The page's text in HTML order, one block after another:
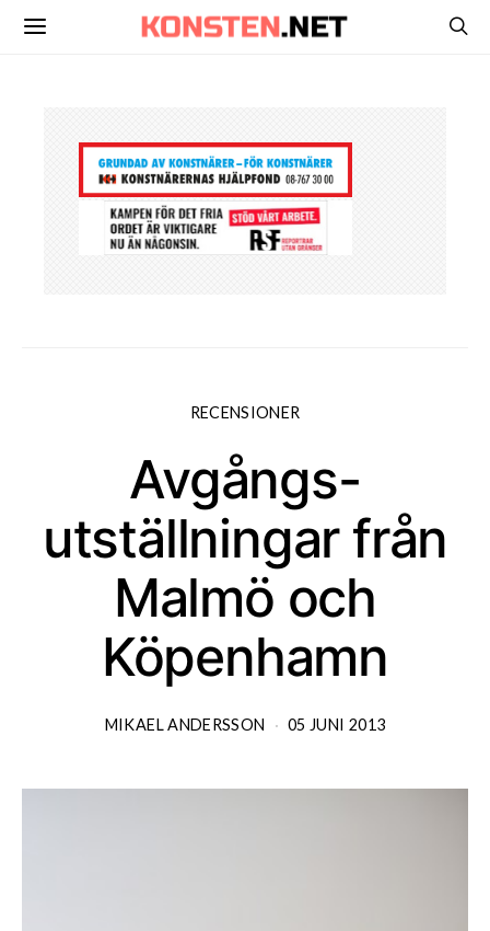
RECENSIONER
Avgångs-
utställningar från
Malmö och
Köpenhamn
MIKAEL ANDERSSON 05 JUNI 2013